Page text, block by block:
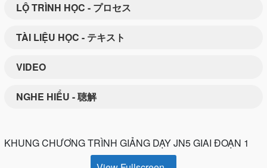
LỘ TRÌNH HỌC - プロセス
TÀI LIỆU HỌC - テキスト
VIDEO
NGHE HIỂU - 聴解
KHUNG CHƯƠNG TRÌNH GIẢNG DẠY JN5 GIAI ĐOẠN 1